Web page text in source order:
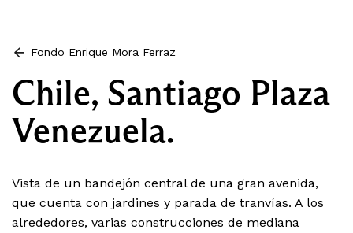
Fondo Enrique Mora Ferraz
Chile, Santiago Plaza
Venezuela.
Vista de un bandejón central de una gran avenida,
que cuenta con jardines y parada de tranvías. A los
alrededores, varias construcciones de mediana